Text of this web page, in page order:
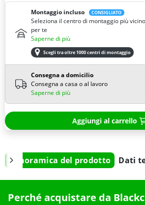
Montaggio incluso
CONSIGLIATO
Seleziona il centro di montaggio più
per te
Saperne di più
Scegli tra oltre 1000 centri di montaggio
Consegna a domicilio
Consegna a casa o al lavoro
Saperne di più
Aggiungi al carrello
Panoramica del prodotto Dati
Perché acquistare da